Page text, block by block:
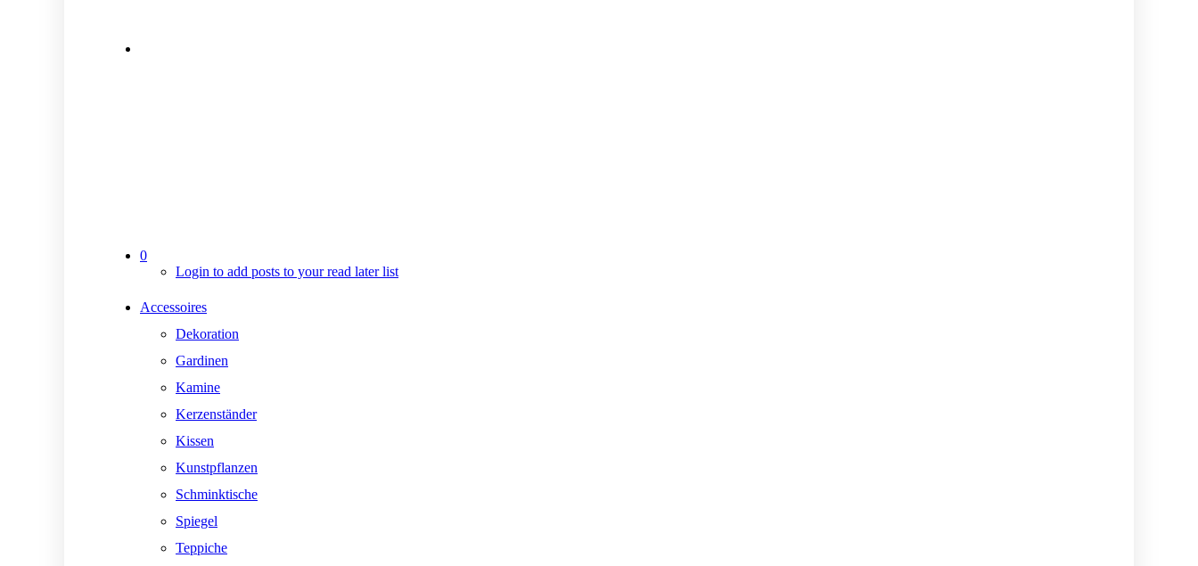
0
Login to add posts to your read later list
Accessoires
Dekoration
Gardinen
Kamine
Kerzenständer
Kissen
Kunstpflanzen
Schminktische
Spiegel
Teppiche